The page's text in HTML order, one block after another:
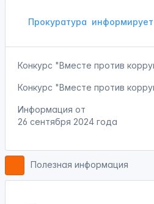
Прокуратура информирует
Конкурс "Вместе против
Конкурс "Вместе против
Информация от
26 сентября 2024 года
Полезная информация